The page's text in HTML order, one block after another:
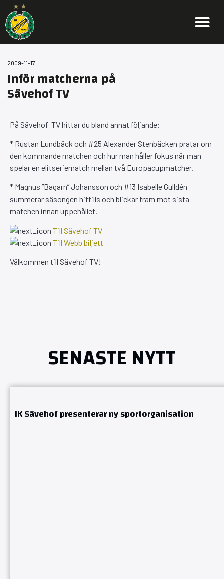
2009-11-17
Inför matcherna på
Sävehof TV
På Sävehof TV hittar du bland annat följande:
* Rustan Lundbäck och #25 Alexander Stenbäcken pratar om
den kommande matchen och hur man håller fokus när man
spelar en elitseriematch mellan två Europacupmatcher.
* Magnus ”Bagarn” Johansson och #13 Isabelle Gulldén
summerar säsongen hittills och blickar fram mot sista
matchen innan uppehållet.
Till Sävehof TV
Till Webb biljett
Välkommen till Sävehof TV!
SENASTE NYTT
IK Sävehof presenterar ny sportorganisation